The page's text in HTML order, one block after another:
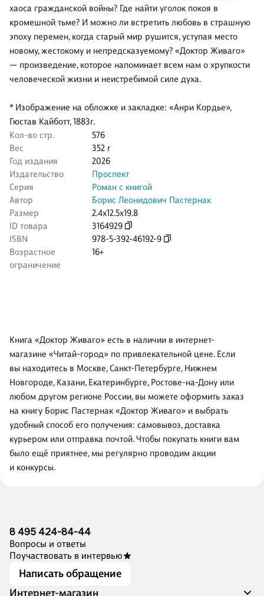
хаоса гражданской войны? Где найти уголок покоя в
кромешной тьме? И можно ли встретить любовь в страшную
эпоху перемен, когда старый мир рушится, уступая место
новому, жестокому и непредсказуемому? «Доктор Живаго»
— произведение, которое напоминает всем нам о хрупкости
человеческой жизни и неистребимой силе духа.
* Изображение на обложке и закладке: «Анри Кордье»,
Гюстав Кайботт, 1883г.
Кол-во стр.
576
Вес
352 г
Год издания
2026
Издательство
Проспект
Серия
Роман с книгой
Автор
Борис Леонидович Пастернак
Размер
2.4x12.5x19.8
ID товара
3164929
ISBN
978-5-392-46192-9
Возрастное
ограничение
16+
Книга «Доктор Живаго» есть в наличии в интернет-
магазине «Читай-город» по привлекательной цене. Если
вы находитесь в Москве, Санкт-Петербурге, Нижнем
Новгороде, Казани, Екатеринбурге, Ростове-на-Дону или
любом другом регионе России, вы можете оформить заказ
на книгу Борис Пастернак «Доктор Живаго» и выбрать
удобный способ его получения: самовывоз, доставка
курьером или отправка почтой. Чтобы покупать книги вам
было ещё приятнее, мы регулярно проводим акции
и конкурсы.
8 495 424-84-44
Вопросы и ответы
Поучаствовать в интервью
Написать обращение
Интернет-магазин